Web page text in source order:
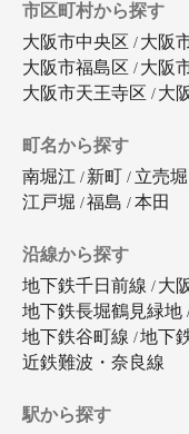
市区町村から探す
大阪市中央区
大阪
大阪市福島区
大阪
大阪市天王寺区
大
町名から探す
南堀江
新町 立売堀
江戸堀
福島 本田
沿線から探す
地下鉄千日前線
大
地下鉄長堀鶴見緑地
地下鉄谷町線
地下
近鉄難波・奈良線
駅から探す